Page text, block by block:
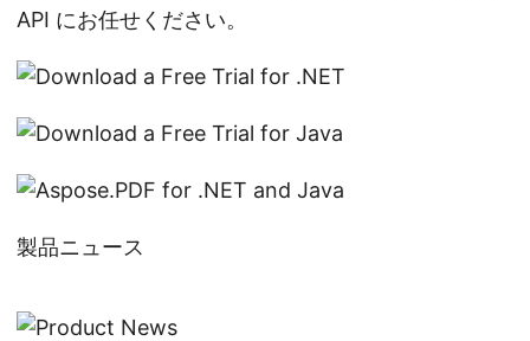
API にお任せください。
製品ニュース